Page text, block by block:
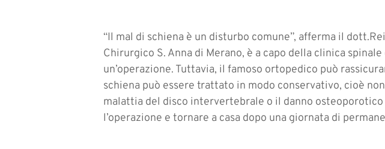
“Il mal di schiena è un disturbo comune”, afferma il
Chirurgico S. Anna di Merano, è a capo della clinica
un’operazione. Tuttavia, il famoso ortopedico può
schiena può essere trattato in modo conservativo, cioè
malattia del disco intervertebrale o il danno
l’operazione e tornare a casa dopo una giornata di